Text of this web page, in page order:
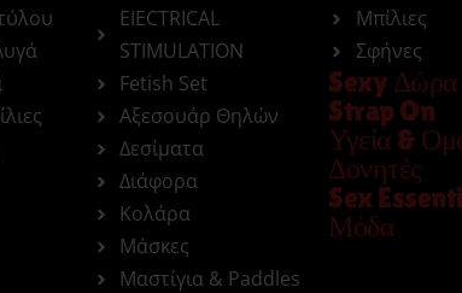
EIECTRICAL
STIMULATION
Fetish Set
Αξεσουάρ Θηλών
Δεσίματα
Διάφορα
Κολάρα
Μάσκες
Μαστίγια & Paddles
Μπίλιες
Σφήνες
Sexy Δώρα
Strap On
Υγεία &
Δονητές
Sex
Μόδα